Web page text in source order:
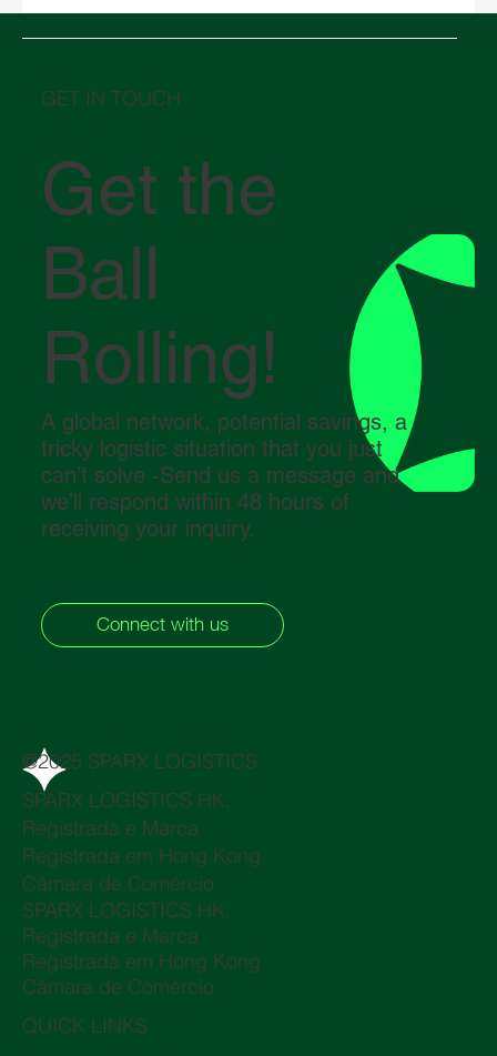
GET IN TOUCH
Get the
Ball
Rolling!
A global network, potential savings, a
tricky logistic situation that you just
can’t solve -Send us a message and
we’ll respond within 48 hours of
receiving your inquiry.
Connect with us
@2025 SPARX LOGISTICS
SPARX LOGISTICS HK,
Registrada e Marca
Registrada em Hong Kong
Câmara de Comércio
SPARX LOGISTICS HK,
Registrada e Marca
Registrada em Hong Kong
Câmara de Comércio
QUICK LINKS